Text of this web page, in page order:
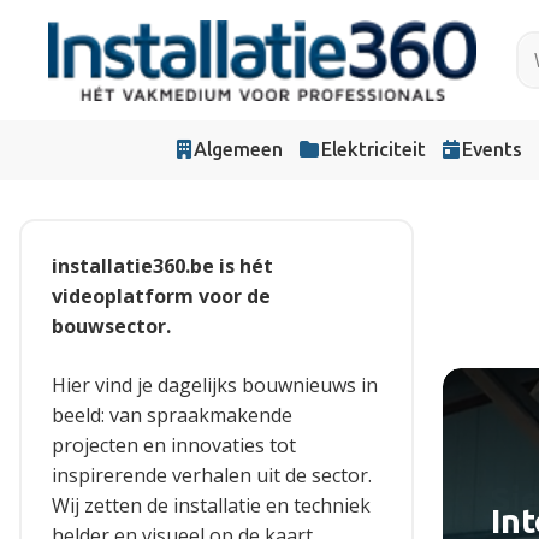
Algemeen Elektriciteit Events
installatie360.be is hét
videoplatform voor de
bouwsector.
Hier vind je dagelijks bouwnieuws in
beeld: van spraakmakende
projecten en innovaties tot
inspirerende verhalen uit de sector.
Wij zetten de installatie en techniek